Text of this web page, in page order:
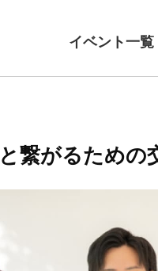
イベント一覧
繋がるための